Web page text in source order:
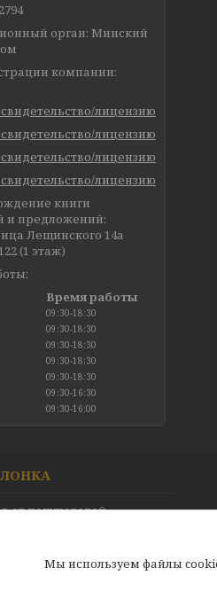
орган: Минский
компании:
лицензию
лицензию
лицензию
лицензию
книги
и предложений:
Лещинского 14а
(1 этаж)
Время работы
09:30-18:30
09:30-18:30
09:30-18:30
09:30-18:30
09:30-18:30
09:30-16:30
09:30-16:00
от покупателей
Мы используем файлы